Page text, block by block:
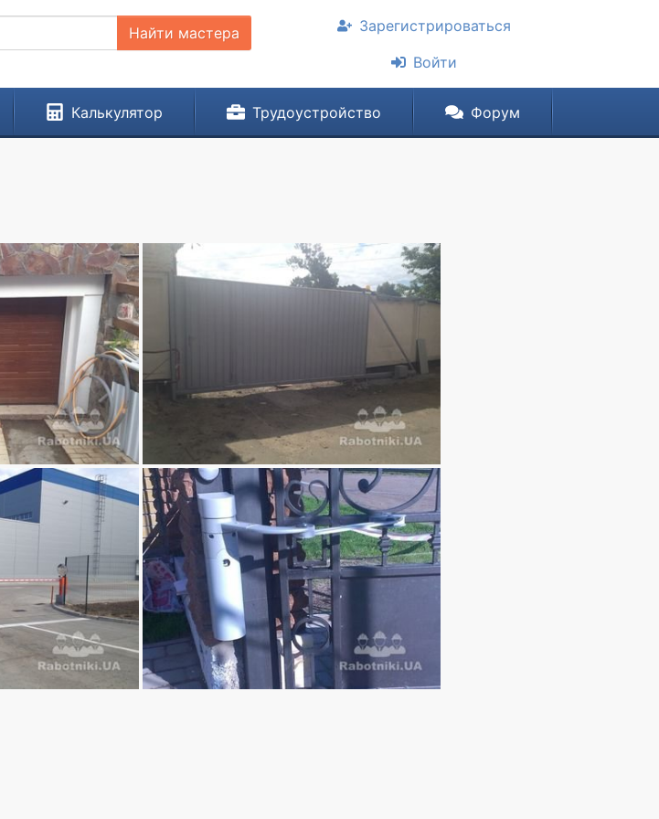
Найти мастера
Зарегистрироваться
Войти
Калькулятор Трудоустройство Форум